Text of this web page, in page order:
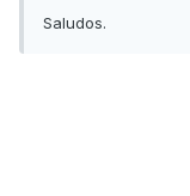
Saludos.